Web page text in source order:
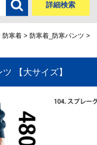
詳細検索
防寒着 > 防寒着_防寒パンツ >
【大サイズ】